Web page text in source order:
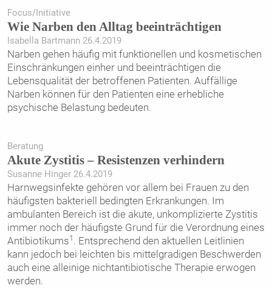
Focus/Initiative
Wie Narben den Alltag beeinträchtigen
Isabella Bartmann 26.4.2019
Narben gehen häufig mit funktionellen und kosmetischen
Einschränkungen einher und beeinträchtigen die
Lebensqualität der betroffenen Patienten. Auffällige
Narben können für den Patienten eine erhebliche
psychische Belastung bedeuten.
Beratung
Akute Zystitis – Resistenzen verhindern
Susanne Hinger 26.4.2019
Harnwegsinfekte gehören vor allem bei Frauen zu den
häufigsten bakteriell bedingten Erkrankungen. Im
ambulanten Bereich ist die akute, unkomplizierte Zystitis
immer noch der häufigste Grund für die Verordnung eines
Antibiotikums1 . Entsprechend den aktuellen Leitlinien
kann jedoch bei leichten bis mittelgradigen Beschwerden
auch eine alleinige nichtantibiotische Therapie erwogen
werden.